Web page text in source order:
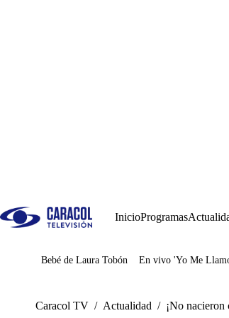
InicioProgramas
Juegos
Bebé de Laura Tobón En vivo 'Yo Me
Caracol TV / Actualidad / ¡No nacieron